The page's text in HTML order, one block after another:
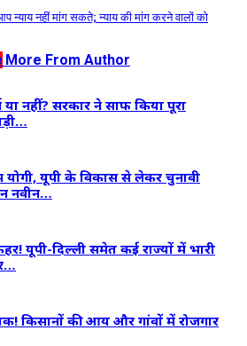
नहीं मांग सकते; न्याय की मांग करने वालों को
More From Author
नहीं? सरकार ने साफ किया पूरा
योगी, यूपी के विकास से लेकर चुनावी
नवीन…
यूपी-दिल्ली समेत कई राज्यों में भारी
किसानों की आय और गांवों में रोजगार